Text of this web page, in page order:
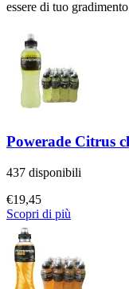
essere di tuo
Powerade Citrus
437 disponibili
€19,45
Scopri di più